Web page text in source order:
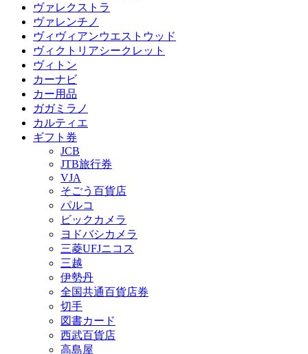
ヴァレクストラ
ヴァレンチノ
ヴィヴィアンウエストウッド
ヴィクトリアシークレット
ヴィトン
カーナビ
カー用品
ガガミラノ
カルティエ
ギフト券
JCB
JTB旅行券
VJA
そごう百貨店
パルコ
ビックカメラ
ヨドバシカメラ
三菱UFJニコス
三越
伊勢丹
全国共通百貨店券
切手
図書カード
西武百貨店
高島屋